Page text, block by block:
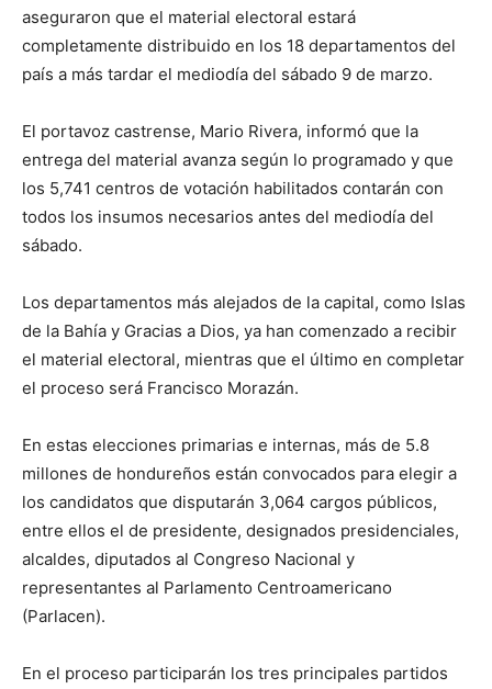
aseguraron que el material electoral estará
completamente distribuido en los 18 departamentos del
país a más tardar el mediodía del sábado 9 de marzo.
El portavoz castrense, Mario Rivera, informó que la
entrega del material avanza según lo programado y que
los 5,741 centros de votación habilitados contarán con
todos los insumos necesarios antes del mediodía del
sábado.
Los departamentos más alejados de la capital, como Islas
de la Bahía y Gracias a Dios, ya han comenzado a recibir
el material electoral, mientras que el último en completar
el proceso será Francisco Morazán.
En estas elecciones primarias e internas, más de 5.8
millones de hondureños están convocados para elegir a
los candidatos que disputarán 3,064 cargos públicos,
entre ellos el de presidente, designados presidenciales,
alcaldes, diputados al Congreso Nacional y
representantes al Parlamento Centroamericano
(Parlacen).
En el proceso participarán los tres principales partidos